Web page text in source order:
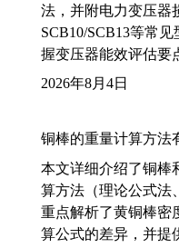
法，并附电力变压器
SCB10/SCB13等常
握变压器能效评估要
2026年8月4日
铜棒的重量计算方法
本文详细介绍了铜棒
算方法（理论公式法
重点解析了黄铜棒密
算公式的差异，并提